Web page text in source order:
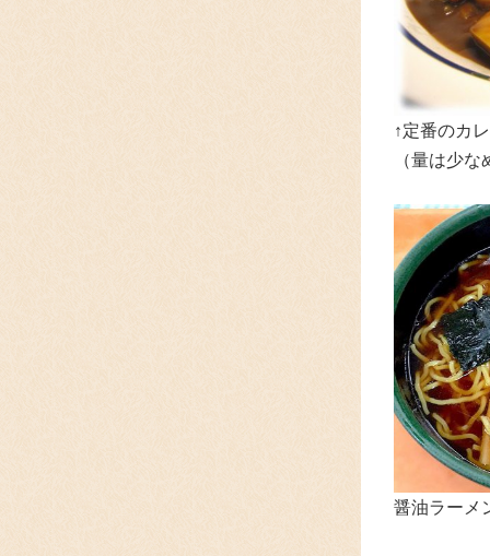
↑定番のカ
（量は少
醤油ラーメ